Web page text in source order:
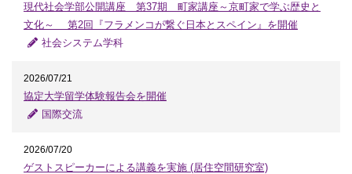
現代社会学部公開講座 第37期 町家講座～京町家で学ぶ歴史と
文化～ 第2回『フラメンコが繋ぐ日本とスペイン』を開催
社会システム学科
2026/07/21
協定大学留学体験報告会を開催
国際交流
2026/07/20
ゲストスピーカーによる講義を実施 (居住空間研究室)